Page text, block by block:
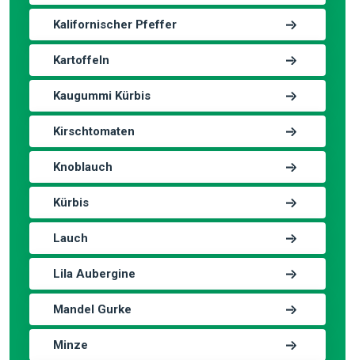
Kalifornischer Pfeffer
Kartoffeln
Kaugummi Kürbis
Kirschtomaten
Knoblauch
Kürbis
Lauch
Lila Aubergine
Mandel Gurke
Minze